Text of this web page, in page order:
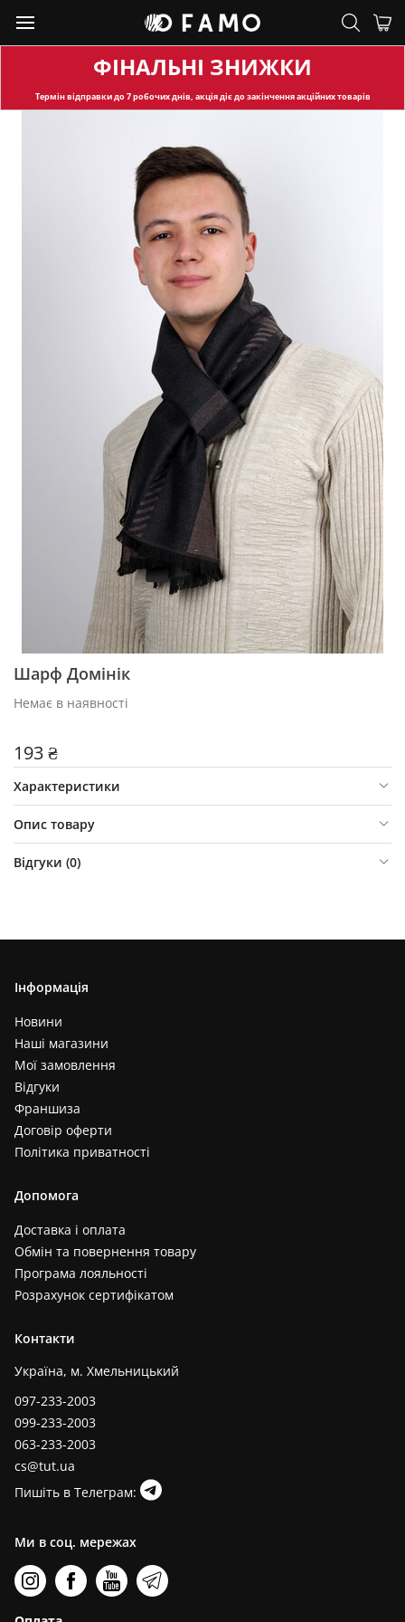
ФІНАЛЬНІ ЗНИЖКИ
Термін відправкидо 7 робочих днів, акція діє до закінчення акційних товарів
Шарф Домінік
Немає в наявності
193 ₴
Характеристики
Опис товару
Відгуки (0)
Інформація
Новини
Наші магазини
Мої замовлення
Відгуки
Франшиза
Договір оферти
Політика приватності
Допомога
Доставка і оплата
Обмін та повернення товару
Програма лояльності
Розрахунок сертифікатом
Контакти
Україна, м. Хмельницький
097-233-2003
099-233-2003
063-233-2003
cs@tut.ua
Пишіть в Телеграм:
Ми в соц. мережах